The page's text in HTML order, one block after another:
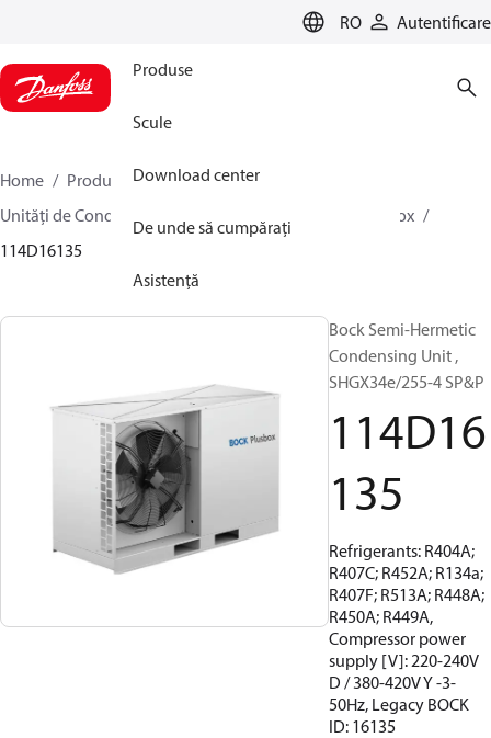
RO Autentificare
Produse
Scule
Download center
De unde să cumpărați
Asistență
Home Produse
Climate Solutions pentru răcire
Unități de Condensare
BOCK plusbox
114D16135
Bock Semi-Hermetic
Condensing Unit ,
SHGX34e/255-4 SP&P
114D16
135
Refrigerants: R404A;
R407C; R452A; R134a;
R407F; R513A; R448A;
R450A; R449A,
Compressor power
supply [V]: 220-240V
D / 380-420V Y -3-
50Hz, Legacy BOCK
ID: 16135